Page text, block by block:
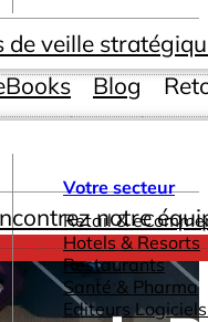
Votre secteur
Retail &
Hotels & Resorts
Restaurants
Santé & Pharma
Editeurs
de veille
Blog
notre